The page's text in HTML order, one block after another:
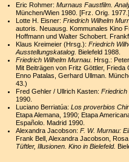
Eric Rohmer: Murnaus Faustfilm.
München/Wien 1980. [Frz. Orig. 1977.]
Lotte H. Eisner: Friedrich Wilhelm
autoris. Neuausg. Kommunales Kino
Hoffmann und Walter Schobert.
Klaus Kreimeier (Hrsg.): Friedrich
Ausstellungskatalog. Bielefeld 1988.
Friedrich Wilhelm Murnau. Hrsg.:
Mit Beiträgen von Fritz Göttler, Frieda
Enno Patalas, Gerhard Ullman.
43.)
Fred Gehler / Ullrich Kasten: Friedrich
1990.
Luciano Berriatúa: Los proverbios
Etapa Alemana, 1990; Etapa
Españolo. Madrid 1990.
Alexandra Jacobson: F. W. Murnau:
Frank Bell, Alexandra Jacobson,
Tüftler, Illusionen. Kino in Bielefeld.